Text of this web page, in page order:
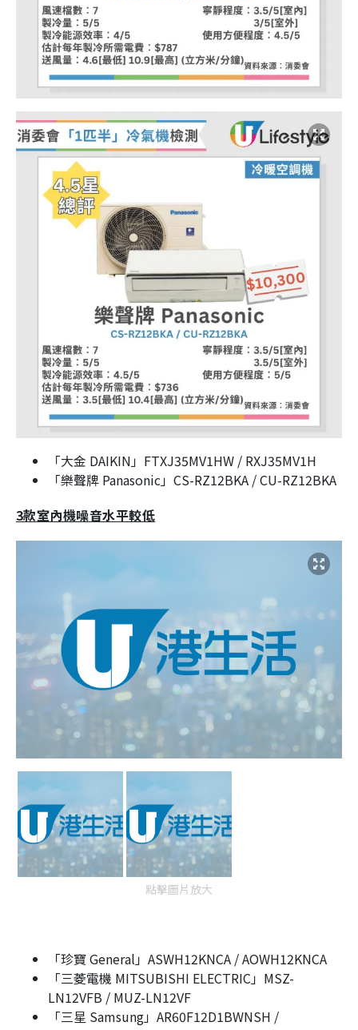
「大金 DAIKIN」FTXJ35MV1HW / RXJ35MV1H
「樂聲牌 Panasonic」CS-RZ12BKA / CU-RZ12BKA
3款室內機噪音水平較低
點擊圖片放大
「珍寶 General」ASWH12KNCA / AOWH12KNCA
「三菱電機 MITSUBISHI ELECTRIC」MSZ-
LN12VFB / MUZ-LN12VF
「三星 Samsung」AR60F12D1BWNSH /